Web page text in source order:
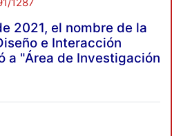
2021, el nombre de la
e Interacción
a "Área de Investigación